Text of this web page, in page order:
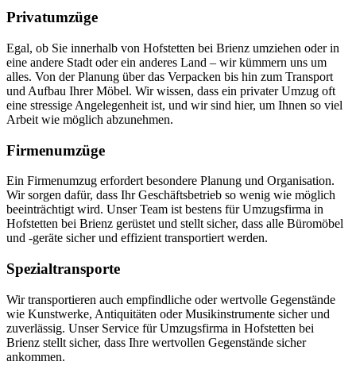
Privatumzüge
Egal, ob Sie innerhalb von Hofstetten bei Brienz umziehen oder in
eine andere Stadt oder ein anderes Land – wir kümmern uns um
alles. Von der Planung über das Verpacken bis hin zum Transport
und Aufbau Ihrer Möbel. Wir wissen, dass ein privater Umzug oft
eine stressige Angelegenheit ist, und wir sind hier, um Ihnen so viel
Arbeit wie möglich abzunehmen.
Firmenumzüge
Ein Firmenumzug erfordert besondere Planung und Organisation.
Wir sorgen dafür, dass Ihr Geschäftsbetrieb so wenig wie möglich
beeinträchtigt wird. Unser Team ist bestens für Umzugsfirma in
Hofstetten bei Brienz gerüstet und stellt sicher, dass alle Büromöbel
und -geräte sicher und effizient transportiert werden.
Spezialtransporte
Wir transportieren auch empfindliche oder wertvolle Gegenstände
wie Kunstwerke, Antiquitäten oder Musikinstrumente sicher und
zuverlässig. Unser Service für Umzugsfirma in Hofstetten bei
Brienz stellt sicher, dass Ihre wertvollen Gegenstände sicher
ankommen.